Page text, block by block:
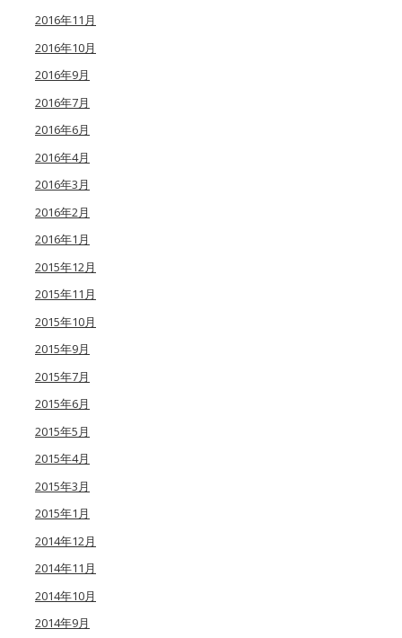
2016年11月
2016年10月
2016年9月
2016年7月
2016年6月
2016年4月
2016年3月
2016年2月
2016年1月
2015年12月
2015年11月
2015年10月
2015年9月
2015年7月
2015年6月
2015年5月
2015年4月
2015年3月
2015年1月
2014年12月
2014年11月
2014年10月
2014年9月